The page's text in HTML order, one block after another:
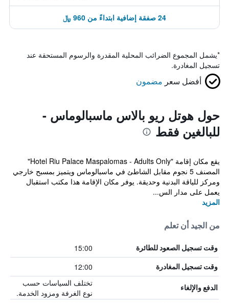
24 صفقة إضافية ابتداءً من 960 ﷼
*يشمل المجموع الضرائب المحلية المقدرة والرسوم المستحقة عند
تسجيل المغادرة.
أفضل سعر مضمون
حول هوتل ريو بالاس ماسبالوماس -
للبالغين فقط
يقع مكان إقامة "Hotel Riu Palace Maspalomas - Adults Only"
المصنف 5 نجوم مقابل الشاطئ في ماسبالوماس ويتميز بمسبح خارجي
ومركز للياقة البدنية وحديقة. يوفر مكان الإقامة هذا مكتب استقبال
يعمل على مدار الس...
المزيد
من الجيد أن تعلم
وقت تسجيل الصعود للطائرة 15:00
وقت تسجيل المغادرة 12:00
الدفع والإلغاء
تختلف السياسات حسب
نوع الغرفة ومزود الخدمة.